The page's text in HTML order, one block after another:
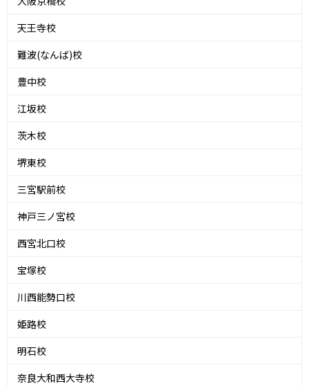
天王寺校
難波(なんば)校
豊中校
江坂校
茨木校
堺東校
三宮駅前校
神戸三ノ宮校
西宮北口校
宝塚校
川西能勢口校
姫路校
明石校
奈良大和西大寺校